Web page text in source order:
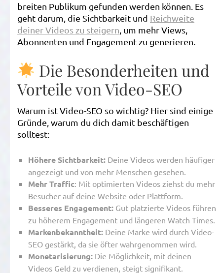
breiten Publikum gefunden werden können. Es
geht darum, die Sichtbarkeit und Reichweite
deiner Videos zu steigern , um mehr Views,
Abonnenten und Engagement zu generieren.
Die Besonderheiten und
Vorteile von Video-SEO
Warum ist Video-SEO so wichtig? Hier sind einige
Gründe, warum du dich damit beschäftigen
solltest:
Höhere Sichtbarkeit: Deine Videos werden häufiger
angezeigt und von mehr Menschen gesehen.
Mehr Traffic: Mit optimierten Videos ziehst du mehr
Besucher auf deine Website oder Plattform.
Besseres Engagement: Gut platzierte Videos führen
zu höherem Engagement und längeren Watch Times.
Markenbekanntheit: Deine Marke wird durch Video-
SEO gestärkt, da sie öfter wahrgenommen wird.
Monetarisierung: Die Möglichkeit, mit deinen
Videos Geld zu verdienen, steigt signifikant.